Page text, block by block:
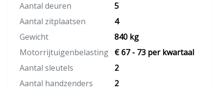
Aantal deuren
5
Aantal zitplaatsen
4
Gewicht
840 kg
Motorrijtuigenbelasting € 67 - 73 per kwartaal
Aantal sleutels
2
Aantal handzenders
2